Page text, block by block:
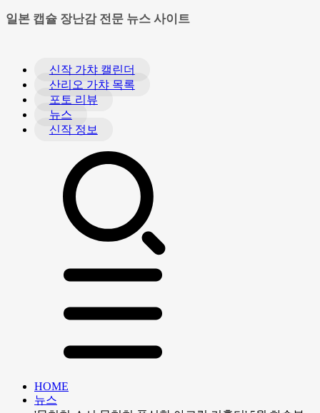
일본 캡슐 장난감 전문 뉴스 사이트
신작 가챠 캘린더
산리오 가챠 목록
포토 리뷰
뉴스
신작 정보
HOME
뉴스